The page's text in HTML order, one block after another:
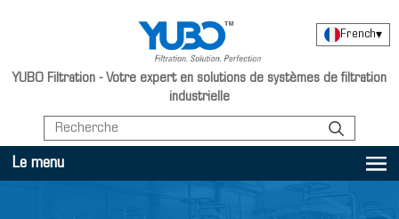
YUBO Filtration - Votre expert en solutions de systèmes de filtration
industrielle
French▾
Le menu